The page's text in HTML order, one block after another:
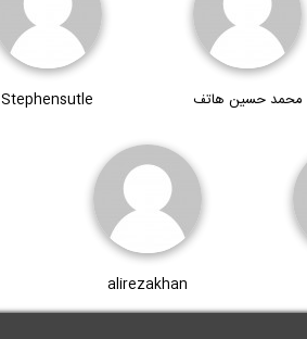
محمد حسین هاتف Stephensutle
alirezakhan